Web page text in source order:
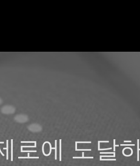
로에 도달